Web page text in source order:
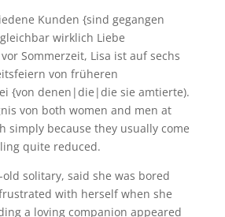
Kunden {sind gegangen
wirklich Liebe
Sommerzeit, Lisa ist auf sechs
von früheren
{von denen|die|die sie amtierte).
von both women and men at
simply because they usually come
quite reduced.
old solitary, said she was bored
with herself when she
a loving companion appeared